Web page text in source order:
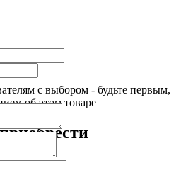
с выбором - будьте первым,
об этом товаре